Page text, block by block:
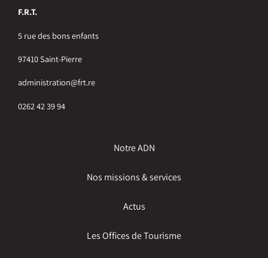
F.R.T.
5 rue des bons enfants
97410 Saint-Pierre
administration@frt.re
0262 42 39 94
Notre ADN
Nos missions & services
Actus
Les Offices de Tourisme